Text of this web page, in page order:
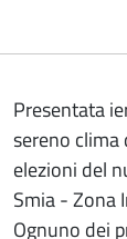
Presentata
sereno clima
elezioni del
Smia - Zona
Ognuno dei